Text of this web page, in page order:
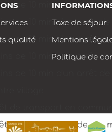
de 10 min d'une gare
de 10 min d’un arrêt de
de 10 min d’un arrêt de
de 10 min d'un arrêt
de 10 min d'un arrêt de
de bus à moins de 500
qualité
Taxe de séjour
Mentions
Politique de